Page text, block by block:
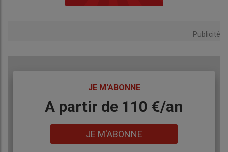
Publicité
JE M'ABONNE
BodyA partir de 110 €/an
JE M'ABONNE